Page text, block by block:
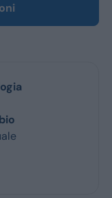
i marchi